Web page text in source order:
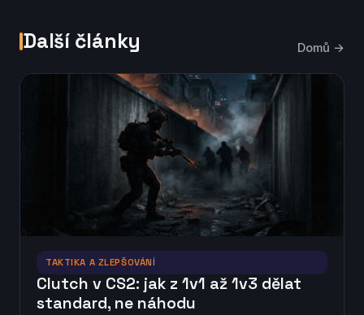
Další články Domů →
TAKTIKA A ZLEPŠOVÁNÍ
Clutch v CS2: jak z 1v1 až 1v3 dělat
standard, ne náhodu